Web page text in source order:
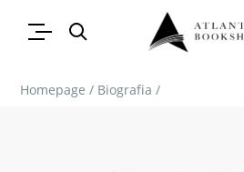
Homepage / Biografia /